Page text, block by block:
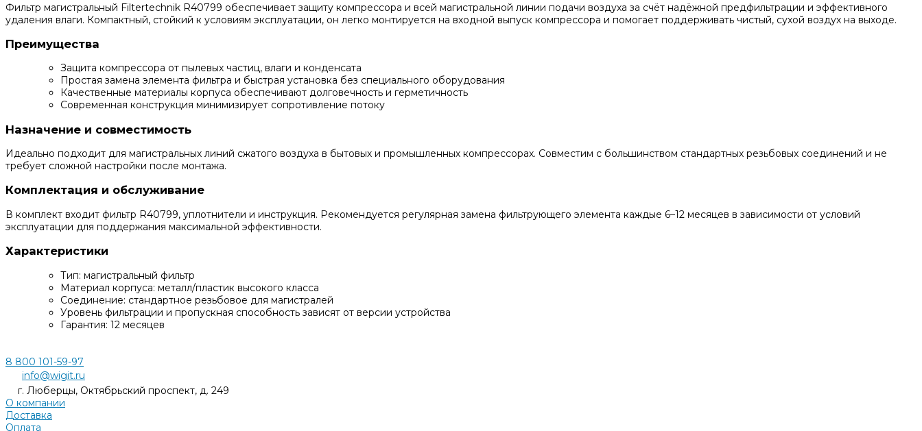
Фильтр магистральный Filtertechnik R40799 обеспечивает защиту компрессора и всей магистральной линии подачи воздуха за счёт надёжной предфильтрации и эффективного
удаления влаги. Компактный, стойкий к условиям эксплуатации, он легко монтируется на входной выпуск компрессора и помогает поддерживать чистый, сухой воздух на выходе.
Преимущества
Защита компрессора от пылевых частиц, влаги и конденсата
Простая замена элемента фильтра и быстрая установка без специального оборудования
Качественные материалы корпуса обеспечивают долговечность и герметичность
Современная конструкция минимизирует сопротивление потоку
Назначение и совместимость
Идеально подходит для магистральных линий сжатого воздуха в бытовых и промышленных компрессорах. Совместим с большинством стандартных резьбовых соединений и не
требует сложной настройки после монтажа.
Комплектация и обслуживание
В комплект входит фильтр R40799, уплотнители и инструкция. Рекомендуется регулярная замена фильтрующего элемента каждые 6–12 месяцев в зависимости от условий
эксплуатации для поддержания максимальной эффективности.
Характеристики
Тип: магистральный фильтр
Материал корпуса: металл/пластик высокого класса
Соединение: стандартное резьбовое для магистралей
Уровень фильтрации и пропускная способность зависят от версии устройства
Гарантия: 12 месяцев
8 800 101-59-97
info@wigit.ru
г. Люберцы, Октябрьский проспект, д. 249
О компании
Доставка
Оплата